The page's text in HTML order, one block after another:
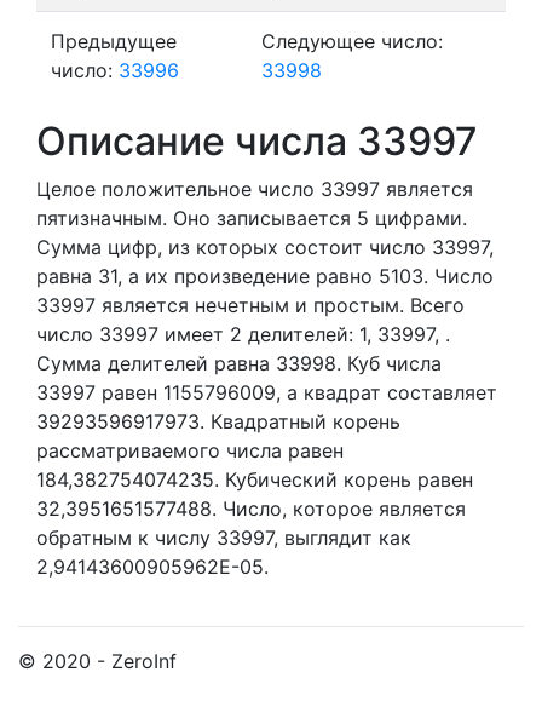
Предыдущее
число: 33996
Следующее число:
33998
Описание числа 33997
Целое положительное число 33997 является
пятизначным. Оно записывается 5 цифрами.
Сумма цифр, из которых состоит число 33997,
равна 31, а их произведение равно 5103. Число
33997 является нечетным и простым. Всего
число 33997 имеет 2 делителей: 1, 33997, .
Сумма делителей равна 33998. Куб числа
33997 равен 1155796009, а квадрат составляет
39293596917973. Квадратный корень
рассматриваемого числа равен
184,382754074235. Кубический корень равен
32,3951651577488. Число, которое является
обратным к числу 33997, выглядит как
2,94143600905962E-05.
© 2020 - ZeroInf